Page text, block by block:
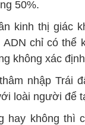
50%.
kinh thị giác
chỉ có thể
không xác
nhập Trái
loài người để
hay không thì